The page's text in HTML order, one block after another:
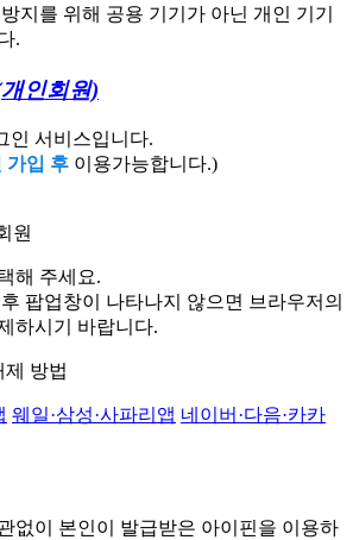
지를 위해 공용 기기가 아닌 개인 기기
.
인회원)
인 서비스입니다.
가입 후 이용가능합니다.)
원
해 주세요.
팝업창이 나타나지 않으면 브라우저의
하시기 바랍니다.
방법
웨일·삼성·사파리앱 네이버·다음·카카
없이 본인이 발급받은 아이핀을 이용하